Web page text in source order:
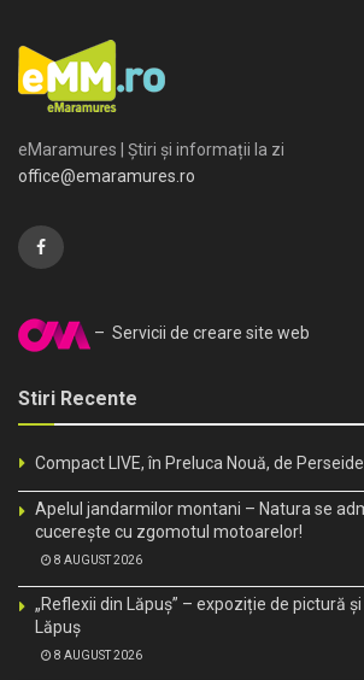
eMaramures | Știri și informații la zi
office@emaramures.ro
– Servicii de creare site web
Stiri Recente
Compact LIVE, în Preluca Nouă, de
Apelul jandarmilor montani – Natura se
cucerește cu zgomotul motoarelor!
8 AUGUST 2026
„Reflexii din Lăpuș” – expoziție de pictură
Lăpuș
8 AUGUST 2026